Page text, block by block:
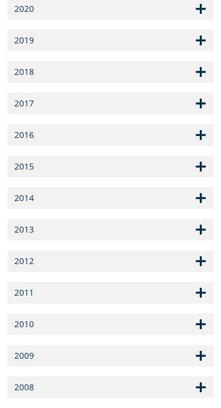
2020
2019
2018
2017
2016
2015
2014
2013
2012
2011
2010
2009
2008